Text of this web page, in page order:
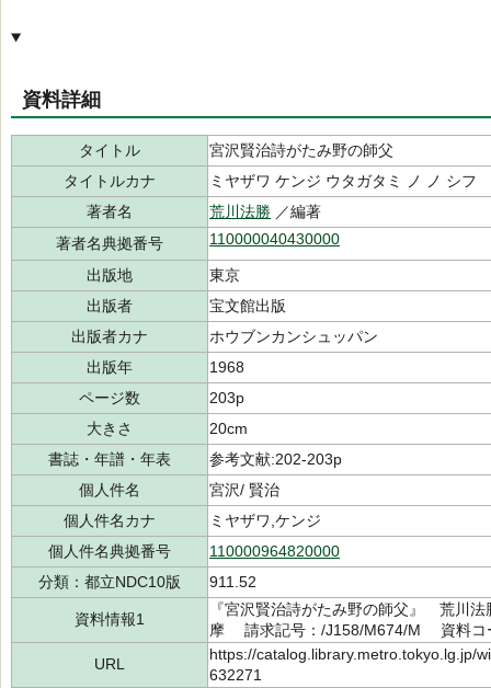
資料詳細
タイトル
宮沢賢治詩がたみ野の師父
タイトルカナ
ミヤザワ ケンジ ウタガタミ ノ ノ シフ
著者名
荒川法勝 ／編著
著者名典拠番号
110000040430000
出版地
東京
出版者
宝文館出版
出版者カナ
ホウブンカンシュッパン
出版年
1968
ページ数
203p
大きさ
20cm
書誌・年譜・年表
参考文献:202-203p
個人件名
宮沢/ 賢治
個人件名カナ
ミヤザワ,ケンジ
個人件名典拠番号
110000964820000
分類：都立NDC10版
911.52
資料情報1
『宮沢賢治詩がたみ野の師父』 荒川
摩 請求記号：/J158/M674/M 資料コ
URL
https://catalog.library.metro.tokyo.lg.jp/
632271